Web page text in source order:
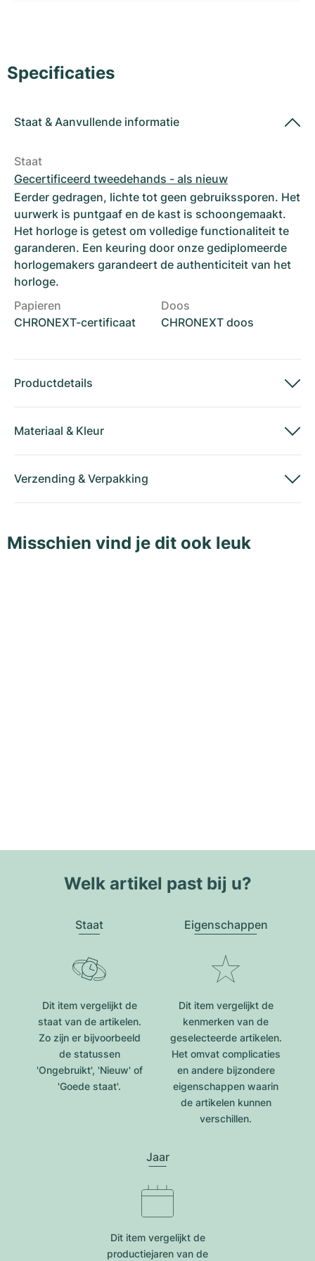
Specificaties
Staat & Aanvullende informatie
Staat
Gecertificeerd tweedehands - als nieuw
Eerder gedragen, lichte tot geen gebruikssporen. Het
uurwerk is puntgaaf en de kast is schoongemaakt.
Het horloge is getest om volledige functionaliteit te
garanderen. Een keuring door onze gediplomeerde
horlogemakers garandeert de authenticiteit van het
horloge.
Papieren
CHRONEXT-certificaat
Doos
CHRONEXT doos
Productdetails
Materiaal & Kleur
Verzending & Verpakking
Misschien vind je dit ook leuk
Welk artikel past bij u?
Staat
Dit item vergelijkt de
staat van de artikelen.
Zo zijn er bijvoorbeeld
de statussen
'Ongebruikt', 'Nieuw' of
'Goede staat'.
Eigenschappen
Dit item vergelijkt de
kenmerken van de
geselecteerde artikelen.
Het omvat complicaties
en andere bijzondere
eigenschappen waarin
de artikelen kunnen
verschillen.
Jaar
Dit item vergelijkt de
productiejar​en van de